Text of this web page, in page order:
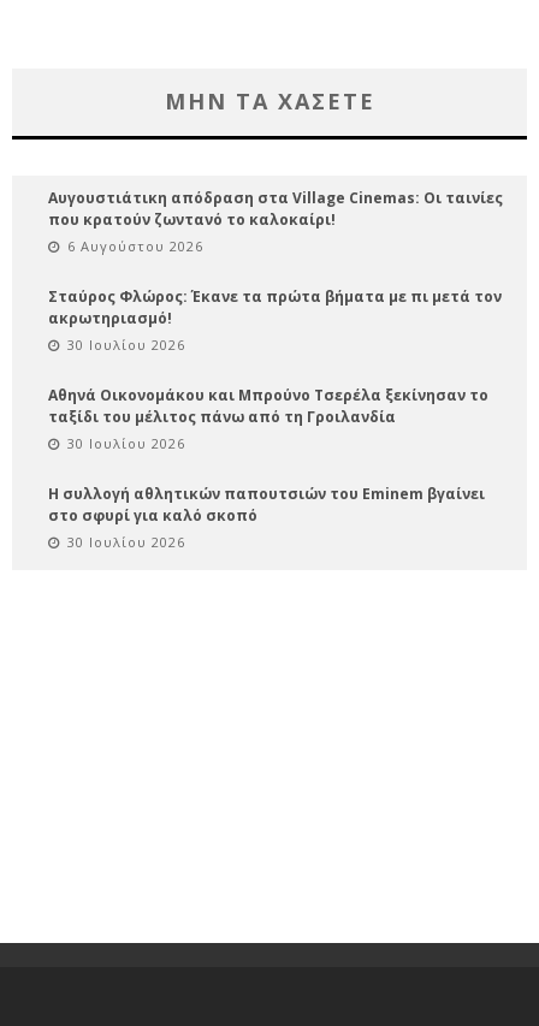
ΜΗΝ ΤΑ ΧΑΣΕΤΕ
Αυγουστιάτικη απόδραση στα Village Cinemas: Οι ταινίες
που κρατούν ζωντανό το καλοκαίρι!
6 Αυγούστου 2026
Σταύρος Φλώρος: Έκανε τα πρώτα βήματα με πι μετά τον
ακρωτηριασμό!
30 Ιουλίου 2026
Αθηνά Οικονομάκου και Μπρούνο Τσερέλα ξεκίνησαν το
ταξίδι του μέλιτος πάνω από τη Γροιλανδία
30 Ιουλίου 2026
Η συλλογή αθλητικών παπουτσιών του Eminem βγαίνει
στο σφυρί για καλό σκοπό
30 Ιουλίου 2026